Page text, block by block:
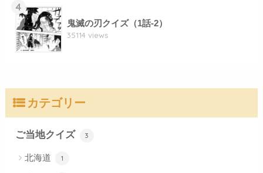
4
鬼滅の刃クイズ（1話-2）
35114 views
カテゴリー
ご当地クイズ 3
北海道 1